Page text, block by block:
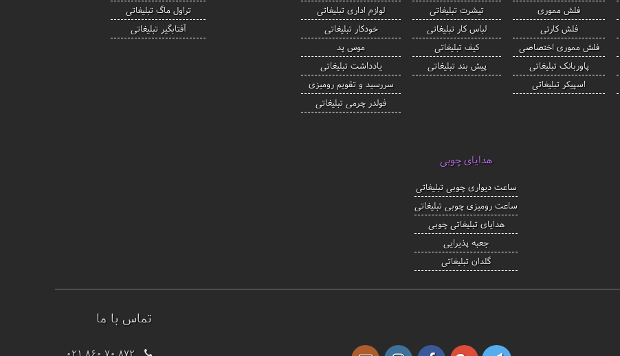
فلش مموری
فلش کارتی
فلش مموری اختصاصی
پاوربانک تبلیغاتی
اسپیکر تبلیغاتی
تیشرت تبلیغاتی
لباس کار تبلیغاتی
کیف تبلیغاتی
پیش بند تبلیغاتی
لوازم اداری تبلیغاتی
خودکار تبلیغاتی
موس پد
یادداشت تبلیغاتی
سررسید و تقویم رومیزی
فولدر چرمی تبلیغاتی
تراول ماگ تبلیغاتی
آفتابگیر تبلیغاتی
هدایای چوبی
ساعت دیواری چوبی تبلیغاتی
ساعت رومیزی چوبی تبلیغاتی
هدایای تبلیغاتی چوبی
جعبه پذیرایی
گلدان تبلیغاتی
تماس با ما